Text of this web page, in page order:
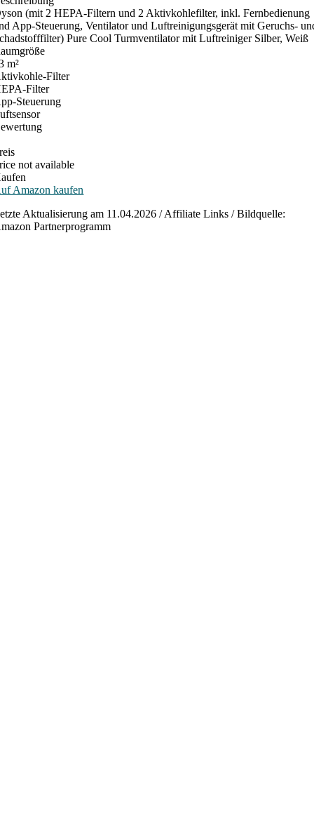
(mit 2 HEPA-Filtern und 2 Aktivkohlefilter, inkl. Fernbedienung
App-Steuerung, Ventilator und Luftreinigungsgerät mit Geruchs-
Pure Cool Turmventilator mit Luftreiniger Silber, Weiß
m²
Filter
Filter
Steuerung
not available
Amazon kaufen
Aktualisierung am 11.04.2026 / Affiliate Links / Bildquelle:
Partnerprogramm